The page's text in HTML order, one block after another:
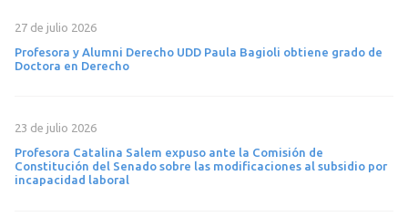
27 de julio 2026
Profesora y Alumni Derecho UDD Paula Bagioli obtiene grado de
Doctora en Derecho
23 de julio 2026
Profesora Catalina Salem expuso ante la Comisión de
Constitución del Senado sobre las modificaciones al subsidio por
incapacidad laboral